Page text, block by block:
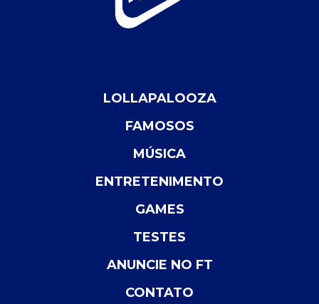
LOLLAPALOOZA
FAMOSOS
MÚSICA
ENTRETENIMENTO
GAMES
TESTES
ANUNCIE NO FT
CONTATO